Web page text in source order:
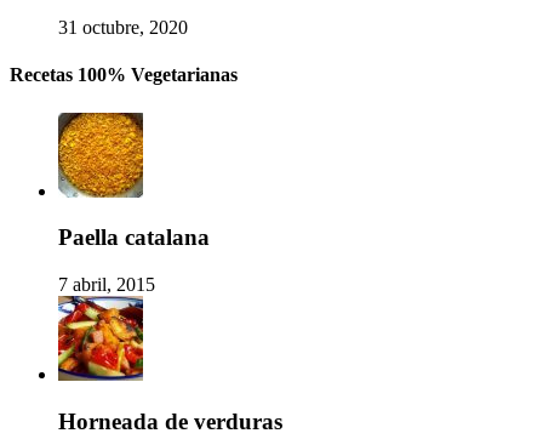
31 octubre, 2020
Recetas 100% Vegetarianas
Paella catalana
7 abril, 2015
Horneada de verduras